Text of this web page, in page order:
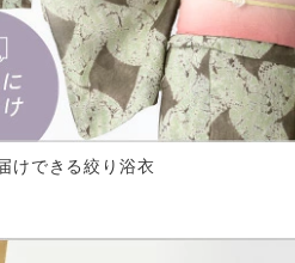
けできる絞り浴衣